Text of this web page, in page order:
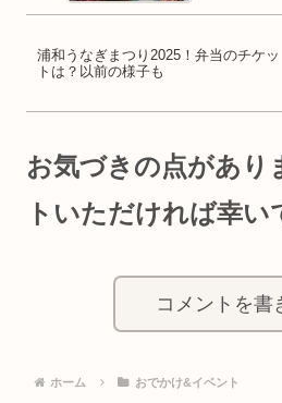
浦和うなぎまつり2025！弁当のチケッ
トは？以前の様子も
お気づきの点があり
トいただければ幸い
コメントを書
ホーム おでかけ&イベント